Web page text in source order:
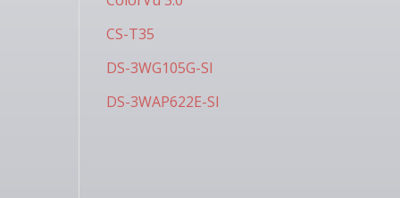
CS-T35
DS-3WG105G-SI
DS-3WAP622E-SI